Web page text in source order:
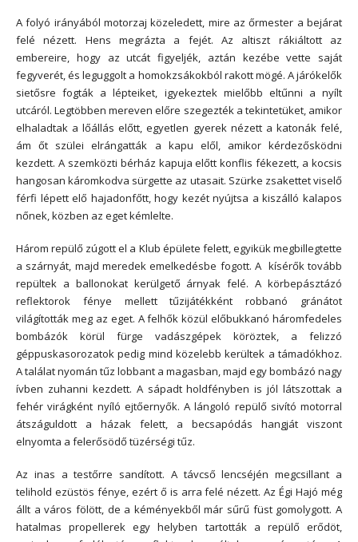
A folyó irányából motorzaj közeledett, mire az őrmester a bejárat
felé nézett. Hens megrázta a fejét. Az altiszt rákiáltott az
embereire, hogy az utcát figyeljék, aztán kezébe vette saját
fegyverét, és leguggolt a homokzsákokból rakott mögé. A járókelők
sietősre fogták a lépteiket, igyekeztek mielőbb eltűnni a nyílt
utcáról. Legtöbben mereven előre szegezték a tekintetüket, amikor
elhaladtak a lőállás előtt, egyetlen gyerek nézett a katonák felé,
ám őt szülei elrángatták a kapu elől, amikor kérdezősködni
kezdett. A szemközti bérház kapuja előtt konflis fékezett, a kocsis
hangosan káromkodva sürgette az utasait. Szürke zsakettet viselő
férfi lépett elő hajadonfőtt, hogy kezét nyújtsa a kiszálló kalapos
nőnek, közben az eget kémlelte.
Három repülő zúgott el a Klub épülete felett, egyikük megbillegtette
a szárnyát, majd meredek emelkedésbe fogott. A kísérők tovább
repültek a ballonokat kerülgető árnyak felé. A körbepásztázó
reflektorok fénye mellett tűzijátékként robbanó gránátot
világították meg az eget. A felhők közül előbukkanó háromfedeles
bombázók körül fürge vadászgépek köröztek, a felizzó
géppuskasorozatok pedig mind közelebb kerültek a támadókhoz.
A találat nyomán tűz lobbant a magasban, majd egy bombázó nagy
ívben zuhanni kezdett. A sápadt holdfényben is jól látszottak a
fehér virágként nyíló ejtőernyők. A lángoló repülő sivító motorral
átszáguldott a házak felett, a becsapódás hangját viszont
elnyomta a felerősödő tüzérségi tűz.
Az inas a testőrre sandított. A távcső lencséjén megcsillant a
telihold ezüstös fénye, ezért ő is arra felé nézett. Az Égi Hajó még
állt a város fölött, de a kéményekből már sűrű füst gomolygott. A
hatalmas propellerek egy helyben tartották a repülő erődöt,